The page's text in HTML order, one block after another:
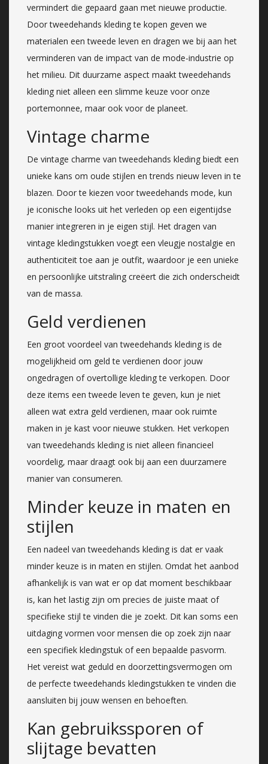
vermindert die gepaard gaan met nieuwe productie.
Door tweedehands kleding te kopen geven we
materialen een tweede leven en dragen we bij aan het
verminderen van de impact van de mode-industrie op
het milieu. Dit duurzame aspect maakt tweedehands
kleding niet alleen een slimme keuze voor onze
portemonnee, maar ook voor de planeet.
Vintage charme
De vintage charme van tweedehands kleding biedt een
unieke kans om oude stijlen en trends nieuw leven in te
blazen. Door te kiezen voor tweedehands mode, kun
je iconische looks uit het verleden op een eigentijdse
manier integreren in je eigen stijl. Het dragen van
vintage kledingstukken voegt een vleugje nostalgie en
authenticiteit toe aan je outfit, waardoor je een unieke
en persoonlijke uitstraling creëert die zich onderscheidt
van de massa.
Geld verdienen
Een groot voordeel van tweedehands kleding is de
mogelijkheid om geld te verdienen door jouw
ongedragen of overtollige kleding te verkopen. Door
deze items een tweede leven te geven, kun je niet
alleen wat extra geld verdienen, maar ook ruimte
maken in je kast voor nieuwe stukken. Het verkopen
van tweedehands kleding is niet alleen financieel
voordelig, maar draagt ook bij aan een duurzamere
manier van consumeren.
Minder keuze in maten en
stijlen
Een nadeel van tweedehands kleding is dat er vaak
minder keuze is in maten en stijlen. Omdat het aanbod
afhankelijk is van wat er op dat moment beschikbaar
is, kan het lastig zijn om precies de juiste maat of
specifieke stijl te vinden die je zoekt. Dit kan soms een
uitdaging vormen voor mensen die op zoek zijn naar
een specifiek kledingstuk of een bepaalde pasvorm.
Het vereist wat geduld en doorzettingsvermogen om
de perfecte tweedehands kledingstukken te vinden die
aansluiten bij jouw wensen en behoeften.
Kan gebruikssporen of
slijtage bevatten